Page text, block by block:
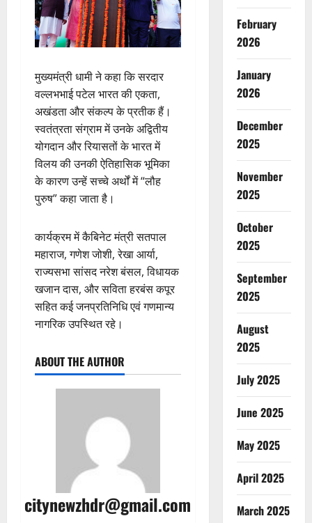
मुख्यमंत्री धामी ने कहा कि सरदार
वल्लभभाई पटेल भारत की एकता,
अखंडता और संकल्प के प्रतीक हैं।
स्वतंत्रता संग्राम में उनके अद्वितीय
योगदान और रियासतों के भारत में
विलय की उनकी ऐतिहासिक भूमिका
के कारण उन्हें सच्चे अर्थों में “लौह
पुरुष” कहा जाता है।
कार्यक्रम में कैबिनेट मंत्री सतपाल
महाराज, गणेश जोशी, रेखा आर्या,
राज्यसभा सांसद नरेश बंसल, विधायक
खजान दास, और सविता हरबंस कपूर
सहित कई जनप्रतिनिधि एवं गणमान्य
नागरिक उपस्थित रहे।
ABOUT THE AUTHOR
citynewzhdr@gmail.com
February
2026
January
2026
December
2025
November
2025
October
2025
September
2025
August
2025
July 2025
June 2025
May 2025
April 2025
March 2025